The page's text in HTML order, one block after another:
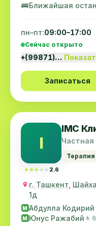
🚌Ближайшая
пн–пт:09:00–17:00
Сейчас открыто
+(99871)…
Записаться
I
★★★★★
★★★★★ 2.6
IMC
Частная
Терапия
г. Ташкент,
1д
M Абдулла Кодирий
M Юнус Ражабий 🚶